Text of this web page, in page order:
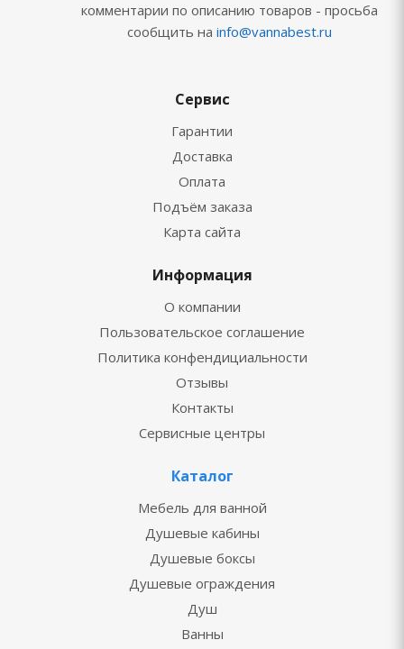
комментарии по описанию товаров - просьба
сообщить на info@vannabest.ru
Сервис
Гарантии
Доставка
Оплата
Подъём заказа
Карта сайта
Информация
О компании
Пользовательское соглашение
Политика конфендициальности
Отзывы
Контакты
Сервисные центры
Каталог
Мебель для ванной
Душевые кабины
Душевые боксы
Душевые ограждения
Душ
Ванны